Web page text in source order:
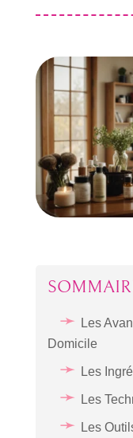
Les
Domicile
Les
Les
Les